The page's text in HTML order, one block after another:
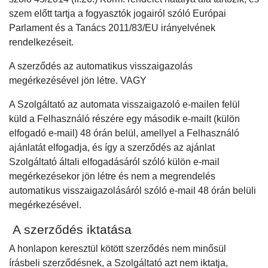
szem előtt tartja a fogyasztók jogairól szóló Európai
Parlament és a Tanács 2011/83/EU irányelvének
rendelkezéseit.
A szerződés az automatikus visszaigazolás
megérkezésével jön létre. VAGY
A Szolgáltató az automata visszaigazoló e-mailen felül
küld a Felhasználó részére egy második e-mailt (külön
elfogadó e-mail) 48 órán belül, amellyel a Felhasználó
ajánlatát elfogadja, és így a szerződés az ajánlat
Szolgáltató általi elfogadásáról szóló külön e-mail
megérkezésekor jön létre és nem a megrendelés
automatikus visszaigazolásáról szóló e-mail 48 órán belüli
megérkezésével.
A szerződés iktatása
A honlapon keresztül kötött szerződés nem minősül
írásbeli szerződésnek, a Szolgáltató azt nem iktatja,